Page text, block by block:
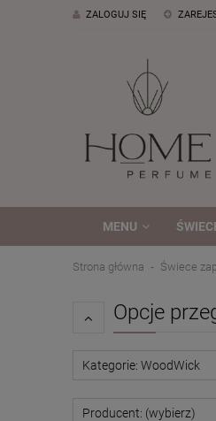
ZALOGUJ SIĘ
MENU
Strona główna Świece
Opcje
Kategorie: WoodWick
Producent: (wybierz)